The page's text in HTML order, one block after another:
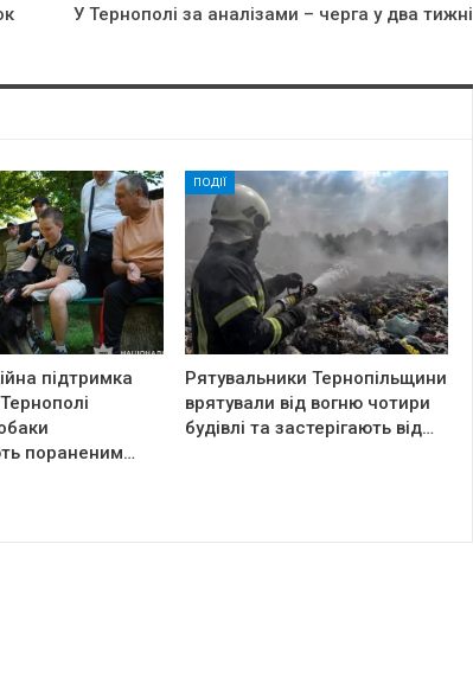
У Тернополі зa aнaлiзaми – чepгa y двa тижнi
підтримка
пораненим…
ПОДІЇ
Рятувальники Тернопільщини
врятували від вогню чотири
будівлі та застерігають від…